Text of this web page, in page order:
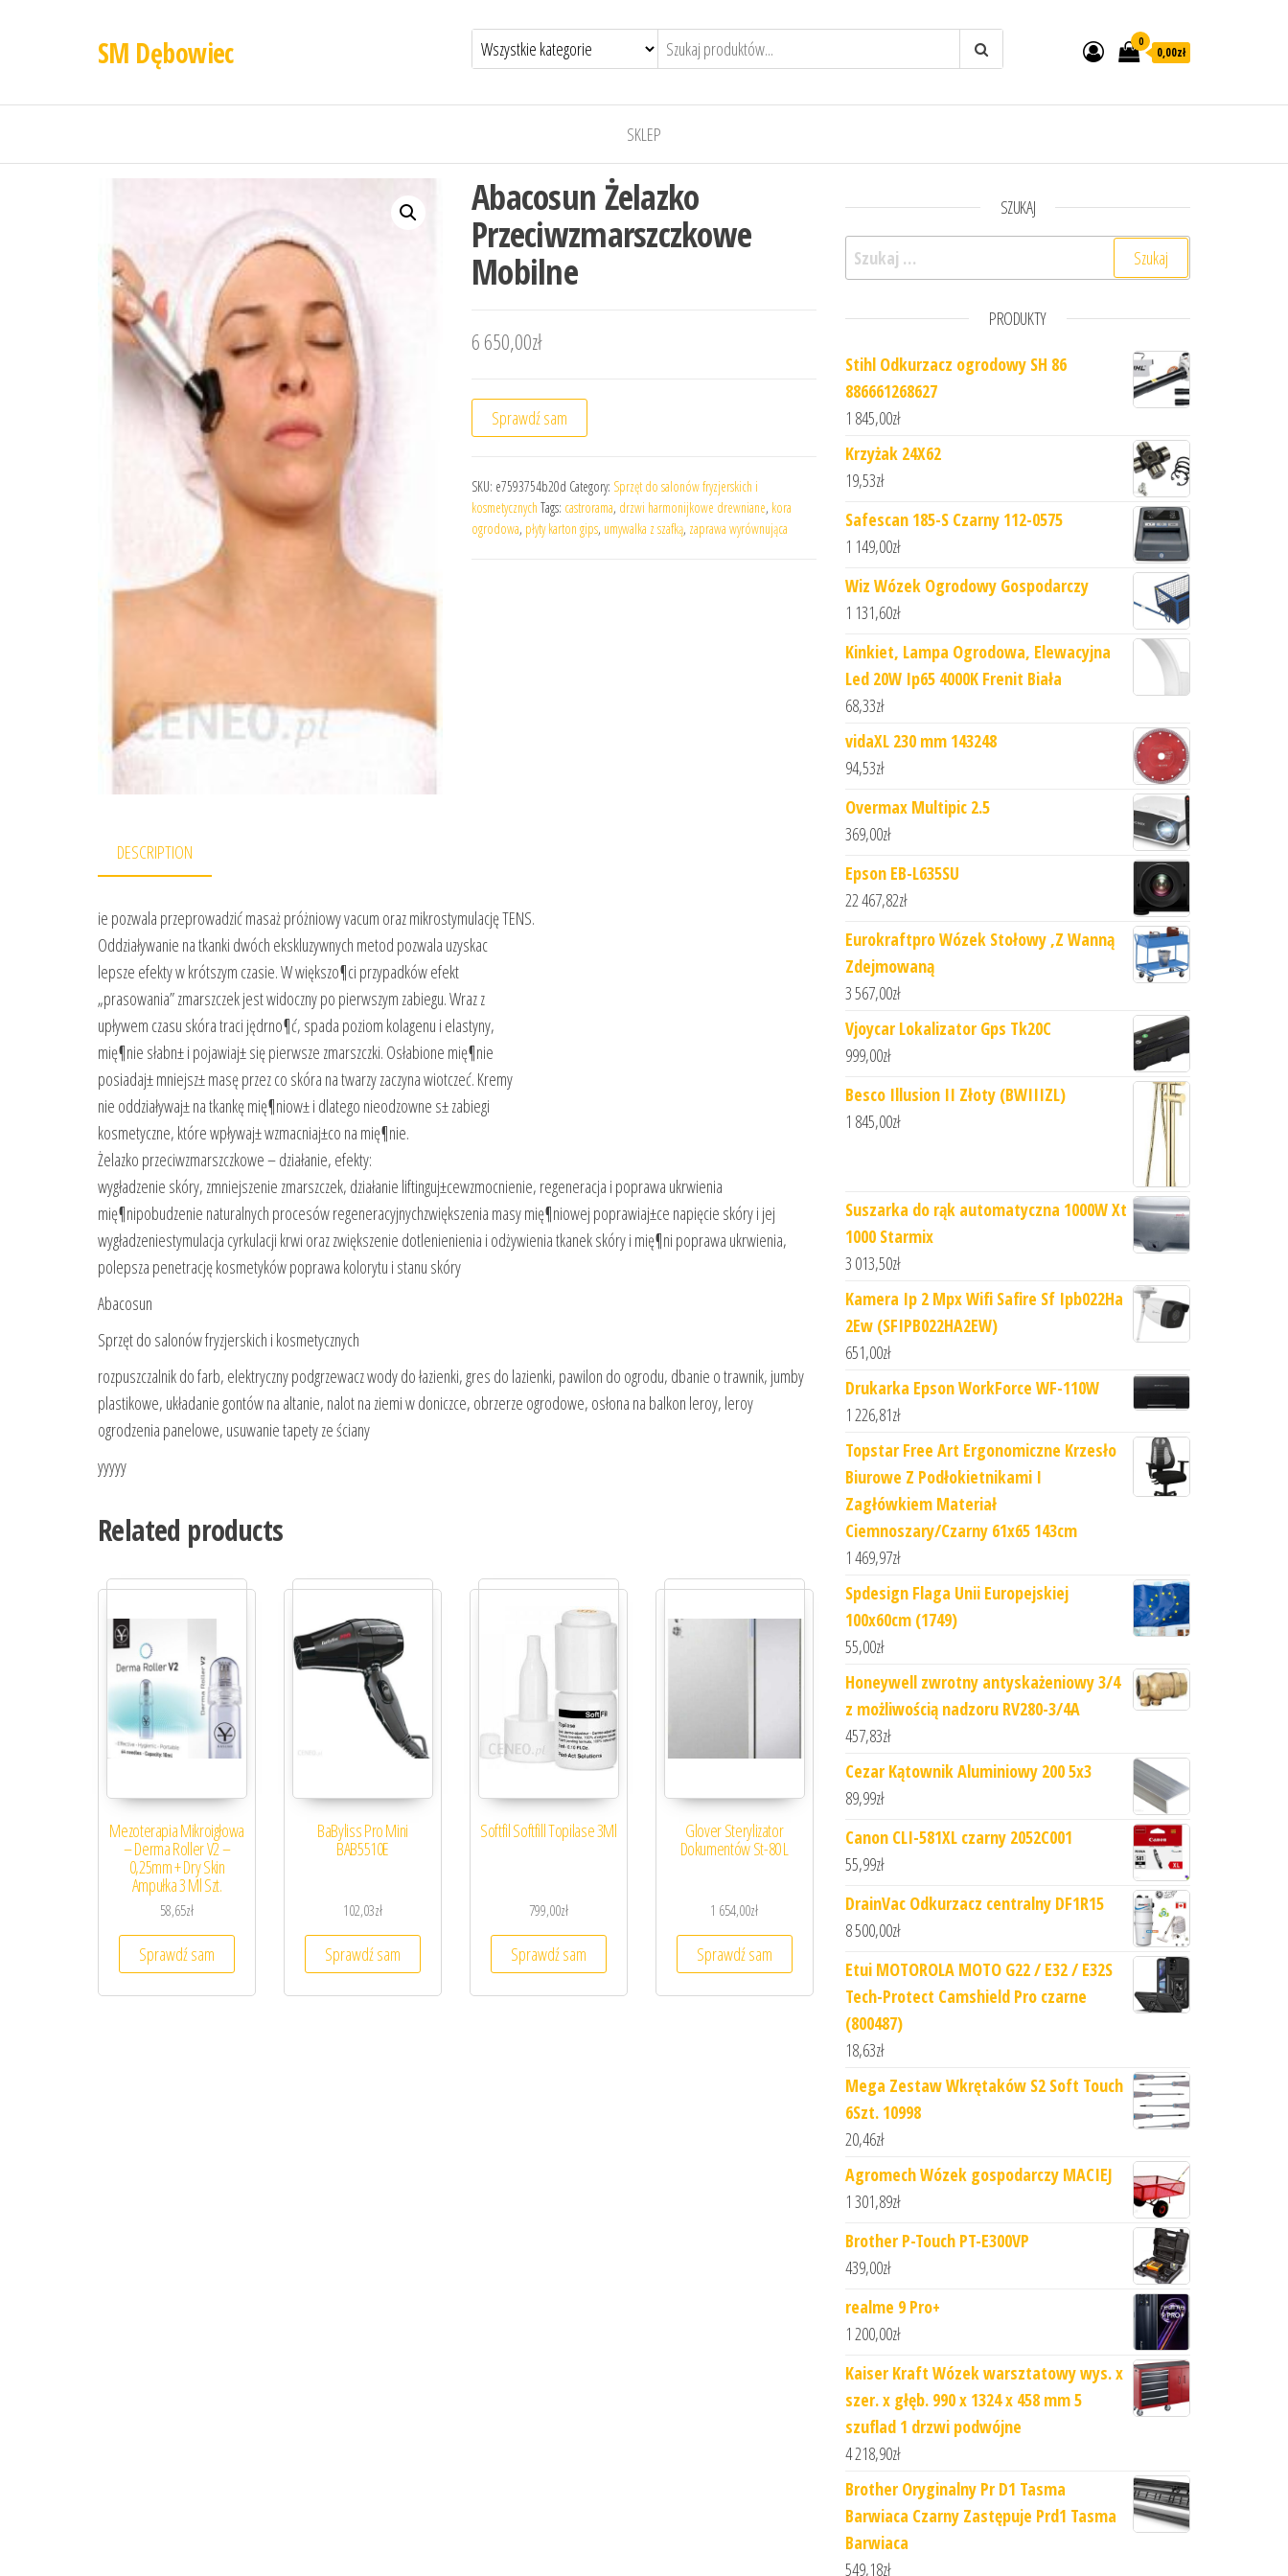
SM Dębowiec 0
0,00zł
SKLEP
Abacosun Żelazko
Przeciwzmarszczkowe
Mobilne
6 650,00zł
Sprawdź sam
SKU: e7593754b20d Category: Sprzęt do salonów fryzjerskich i
kosmetycznych Tags: castrorama, drzwi harmonijkowe drewniane, kora
ogrodowa, płyty karton gips, umywalka z szafką, zaprawa wyrównująca
DESCRIPTION
ie pozwala przeprowadzić masaż próżniowy vacum oraz mikrostymulację TENS.
Oddziaływanie na tkanki dwóch ekskluzywnych metod pozwala uzyskac
lepsze efekty w krótszym czasie. W większo¶ci przypadków efekt
„prasowania” zmarszczek jest widoczny po pierwszym zabiegu. Wraz z
upływem czasu skóra traci jędrno¶ć, spada poziom kolagenu i elastyny,
mię¶nie słabn± i pojawiaj± się pierwsze zmarszczki. Osłabione mię¶nie
posiadaj± mniejsz± masę przez co skóra na twarzy zaczyna wiotczeć. Kremy
nie oddziaływaj± na tkankę mię¶niow± i dlatego nieodzowne s± zabiegi
kosmetyczne, które wpływaj± wzmacniaj±co na mię¶nie.
Żelazko przeciwzmarszczkowe – działanie, efekty:
wygładzenie skóry, zmniejszenie zmarszczek, działanie liftinguj±cewzmocnienie, regeneracja i poprawa ukrwienia
mię¶nipobudzenie naturalnych procesów regeneracyjnychzwiększenia masy mię¶niowej poprawiaj±ce napięcie skóry i jej
wygładzeniestymulacja cyrkulacji krwi oraz zwiększenie dotlenienienia i odżywienia tkanek skóry i mię¶ni poprawa ukrwienia,
polepsza penetrację kosmetyków poprawa kolorytu i stanu skóry
Abacosun
Sprzęt do salonów fryzjerskich i kosmetycznych
rozpuszczalnik do farb, elektryczny podgrzewacz wody do łazienki, gres do lazienki, pawilon do ogrodu, dbanie o trawnik, jumby
plastikowe, układanie gontów na altanie, nalot na ziemi w doniczce, obrzerze ogrodowe, osłona na balkon leroy, leroy
ogrodzenia panelowe, usuwanie tapety ze ściany
yyyyy
Related products
Mezoterapia Mikroigłowa
– Derma Roller V2 –
0,25mm + Dry Skin
Ampułka 3 Ml Szt.
58,65zł
Sprawdź sam
BaByliss Pro Mini
BAB5510E
102,03zł
Sprawdź sam
Softfil Softfill Topilase 3Ml
799,00zł
Sprawdź sam
Glover Sterylizator
Dokumentów St-80 L
1 654,00zł
Sprawdź sam
SZUKAJ
Szukaj:
PRODUKTY
Stihl Odkurzacz ogrodowy SH 86
886661268627
1 845,00zł
Krzyżak 24X62
19,53zł
Safescan 185-S Czarny 112-0575
1 149,00zł
Wiz Wózek Ogrodowy Gospodarczy
1 131,60zł
Kinkiet, Lampa Ogrodowa, Elewacyjna
Led 20W Ip65 4000K Frenit Biała
68,33zł
vidaXL 230 mm 143248
94,53zł
Overmax Multipic 2.5
369,00zł
Epson EB-L635SU
22 467,82zł
Eurokraftpro Wózek Stołowy ,Z Wanną
Zdejmowaną
3 567,00zł
Vjoycar Lokalizator Gps Tk20C
999,00zł
Besco Illusion II Złoty (BWIIIZL)
1 845,00zł
Suszarka do rąk automatyczna 1000W Xt
1000 Starmix
3 013,50zł
Kamera Ip 2 Mpx Wifi Safire Sf Ipb022Ha
2Ew (SFIPB022HA2EW)
651,00zł
Drukarka Epson WorkForce WF-110W
1 226,81zł
Topstar Free Art Ergonomiczne Krzesło
Biurowe Z Podłokietnikami I
Zagłówkiem Materiał
Ciemnoszary/Czarny 61x65 143cm
1 469,97zł
Spdesign Flaga Unii Europejskiej
100x60cm (1749)
55,00zł
Honeywell zwrotny antyskażeniowy 3/4
z możliwością nadzoru RV280-3/4A
457,83zł
Cezar Kątownik Aluminiowy 200 5x3
89,99zł
Canon CLI-581XL czarny 2052C001
55,99zł
DrainVac Odkurzacz centralny DF1R15
8 500,00zł
Etui MOTOROLA MOTO G22 / E32 / E32S
Tech-Protect Camshield Pro czarne
(800487)
18,63zł
Mega Zestaw Wkrętaków S2 Soft Touch
6Szt. 10998
20,46zł
Agromech Wózek gospodarczy MACIEJ
1 301,89zł
Brother P-Touch PT-E300VP
439,00zł
realme 9 Pro+
1 200,00zł
Kaiser Kraft Wózek warsztatowy wys. x
szer. x głęb. 990 x 1324 x 458 mm 5
szuflad 1 drzwi podwójne
4 218,90zł
Brother Oryginalny Pr D1 Tasma
Barwiaca Czarny Zastępuje Prd1 Tasma
Barwiaca
549,18zł